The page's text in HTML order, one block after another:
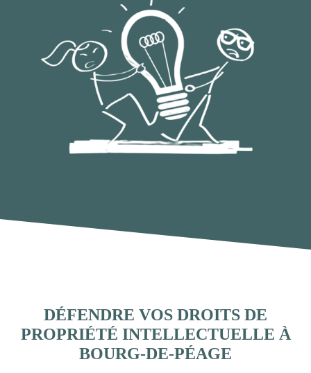
DÉFENDRE VOS DROITS DE
PROPRIÉTÉ INTELLECTUELLE À
BOURG-DE-PÉAGE